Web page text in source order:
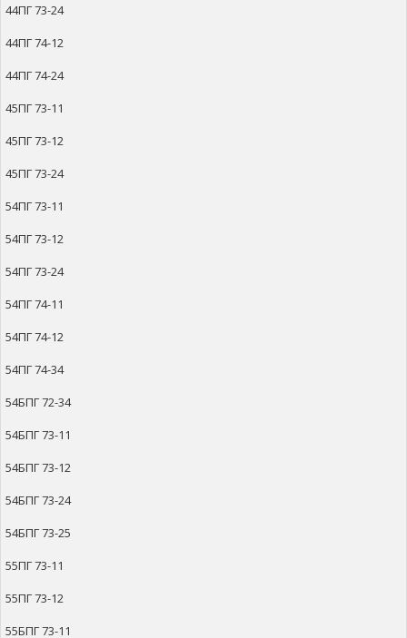
44ПГ 73-24
44ПГ 74-12
44ПГ 74-24
45ПГ 73-11
45ПГ 73-12
45ПГ 73-24
54ПГ 73-11
54ПГ 73-12
54ПГ 73-24
54ПГ 74-11
54ПГ 74-12
54ПГ 74-34
54БПГ 72-34
54БПГ 73-11
54БПГ 73-12
54БПГ 73-24
54БПГ 73-25
55ПГ 73-11
55ПГ 73-12
55БПГ 73-11